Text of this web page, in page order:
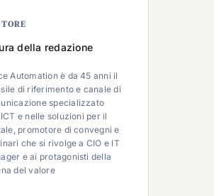
della redazione
Automation è da 45 anni il
di riferimento e canale di
specializzato
e nelle soluzioni per il
promotore di convegni e
che si rivolge a CIO e IT
e ai protagonisti della
del valore